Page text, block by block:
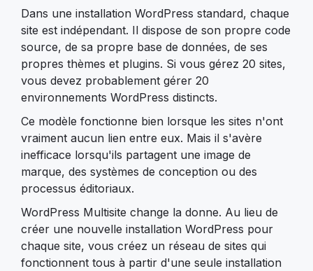
Dans une installation WordPress standard, chaque
site est indépendant. Il dispose de son propre code
source, de sa propre base de données, de ses
propres thèmes et plugins. Si vous gérez 20 sites,
vous devez probablement gérer 20
environnements WordPress distincts.
Ce modèle fonctionne bien lorsque les sites n'ont
vraiment aucun lien entre eux. Mais il s'avère
inefficace lorsqu'ils partagent une image de
marque, des systèmes de conception ou des
processus éditoriaux.
WordPress Multisite change la donne. Au lieu de
créer une nouvelle installation WordPress pour
chaque site, vous créez un réseau de sites qui
fonctionnent tous à partir d'une seule installation